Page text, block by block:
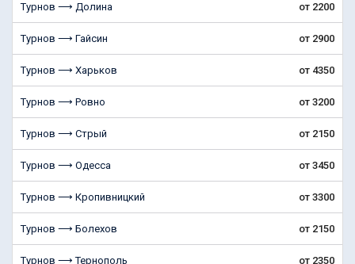
Турнов ⟶ Долина от 2200
Турнов ⟶ Гайсин от 2900
Турнов ⟶ Харьков от 4350
Турнов ⟶ Ровно от 3200
Турнов ⟶ Стрый от 2150
Турнов ⟶ Одесса от 3450
Турнов ⟶ Кропивницкий от 3300
Турнов ⟶ Болехoв от 2150
Турнов ⟶ Тернополь от 2350